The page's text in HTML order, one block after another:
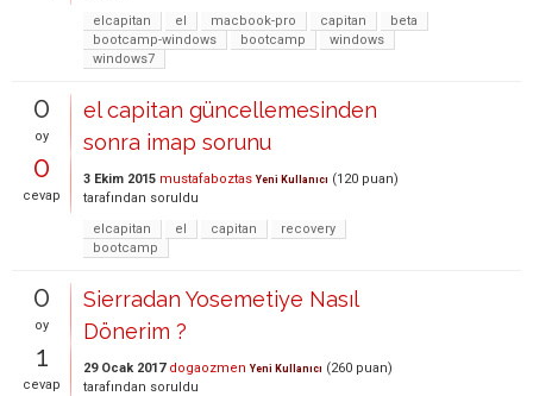
elcapitan
el macbook-pro capitan
beta
bootcamp-windows
bootcamp
windows
windows7
0
oy
0
cevap
el capitan güncellemesinden
sonra imap sorunu
3 Ekim 2015 mustafaboztas Yeni Kullanıcı (120 puan)
tarafından soruldu
elcapitan
el capitan
recovery
bootcamp
0
oy
1
cevap
Sierradan Yosemetiye Nasıl
Dönerim ?
29 Ocak 2017 dogaozmen Yeni Kullanıcı (260 puan)
tarafından soruldu